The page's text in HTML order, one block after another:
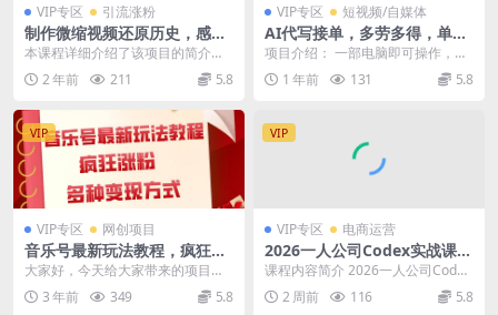
VIP专区 引流涨粉
制作微缩视频还原历史，感动
古今的画面吸粉无数，赚多少
你说了算！
本课程详细介绍了该项目的简介，
准备工具，包含项目使用到的工具
链接，图文并茂地详细...
2 年前 211 5.8
VIP专区 短视频/自媒体
AI代写接单，多劳多得，单子
接不完，轻松月入过万【附工
具+指令】
项目介绍： 一部电脑即可操作，每
天抽出1-2个小时时间轻松月入过
万，这个代写项目...
1 年前 131 5.8
VIP
VIP专区 网创项目
音乐号最新玩法教程，疯狂涨
粉，多种拓展变现方式（附保
姆级教程 素材）
大家好，今天给大家带来的项目是
《音乐号最新玩法教程，疯狂涨
粉，多种拓展变现方式，...
3 年前 349 5.8
VIP
VIP专区 电商运营
2026一人公司Codex实战课◆
智能体技能封装｜即梦API视
频｜电商视觉PPT自动化全套
实操教学
课程内容简介 2026一人公司Codex
智能体实战课，从零讲解Codex环
境部署...
2 周前 116 5.8